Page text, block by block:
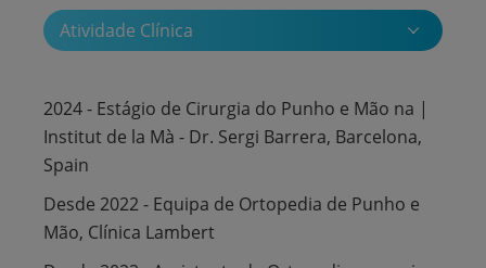
Atividade Clínica
2024 - Estágio de Cirurgia do Punho e Mão na |
Institut de la Mà - Dr. Sergi Barrera, Barcelona,
Spain
Desde 2022 - Equipa de Ortopedia de Punho e
Mão, Clínica Lambert